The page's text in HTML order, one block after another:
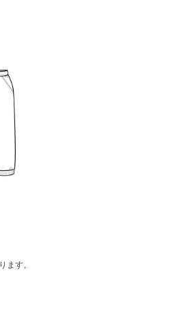
ます。